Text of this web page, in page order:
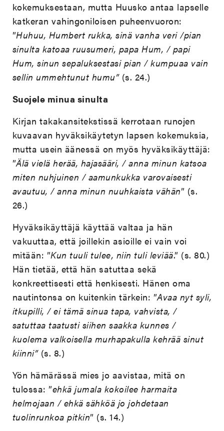
kokemuksestaan, mutta Huusko antaa lapselle
katkeran vahingoniloisen puheenvuoron:
”Huhuu, Humbert rukka, sinä vanha veri /pian
sinulta katoaa ruusumeri, papa Hum, / papi
Hum, sinun sepaluksestasi pian / kumpuaa vain
sellin ummehtunut humu” (s. 24.)
Suojele minua sinulta
Kirjan takakansitekstissä kerrotaan runojen
kuvaavan hyväksikäytetyn lapsen kokemuksia,
mutta usein äänessä on myös hyväksikäyttäjä:
”Älä vielä herää, hajasääri, / anna minun katsoa
miten nuhjuinen / aamunkukka varovaisesti
avautuu, / anna minun nuuhkaista vähän” (s.
26.)
Hyväksikäyttäjä käyttää valtaa ja hän
vakuuttaa, että joillekin asioille ei vain voi
mitään: ”Kun tuuli tulee, niin tuli leviää.” (s. 80.)
Hän tietää, että hän satuttaa sekä
konkreettisesti että henkisesti. Hänen oma
nautintonsa on kuitenkin tärkein: ”Avaa nyt syli,
itkupilli, / ei tämä sinua tapa, vahvista, /
satuttaa taatusti siihen saakka kunnes /
kuolema valkoisella murhapakulla kehrää sinut
kiinni” (s. 8.)
Yön hämärässä mies jo aavistaa, mitä on
tulossa: ”ehkä jumala kokoilee harmaita
helmojaan / ehkä sähköä jo johdetaan
tuolinrunkoa pitkin” (s. 14.)